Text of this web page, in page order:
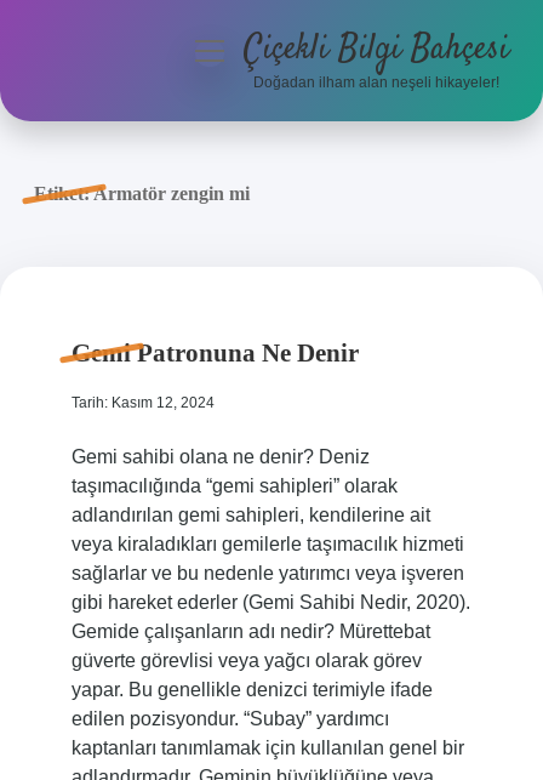
Anasayfa
menüyüÇiçekli Bilgi Bahçesi
Doğadan ilham alan neşeli hikayeler!
Etiket:Armatör zengin mi
Gemi Patronuna Ne Denir
Tarih: Kasım 12, 2024
Gemi sahibi olana ne denir? Deniz
taşımacılığında “gemi sahipleri” olarak
adlandırılan gemi sahipleri, kendilerine ait
veya kiraladıkları gemilerle taşımacılık hizmeti
sağlarlar ve bu nedenle yatırımcı veya işveren
gibi hareket ederler (Gemi Sahibi Nedir, 2020).
Gemide çalışanların adı nedir? Mürettebat
güverte görevlisi veya yağcı olarak görev
yapar. Bu genellikle denizci terimiyle ifade
edilen pozisyondur. “Subay” yardımcı
kaptanları tanımlamak için kullanılan genel bir